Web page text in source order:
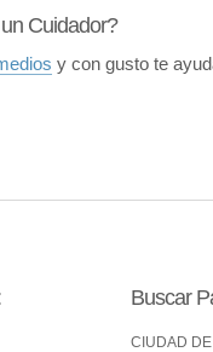
Cuidador?
y con gusto te
Buscar
CIUDAD